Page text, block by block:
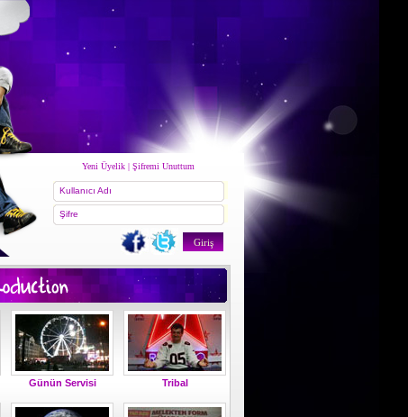
Yeni Üyelik| Şifremi Unuttum
Kullanıcı Adı
Şifre
Günün Servisi Tribal